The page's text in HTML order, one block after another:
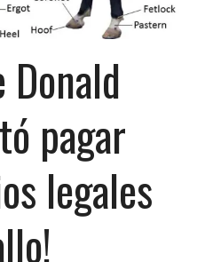
Donald
pagar
legales